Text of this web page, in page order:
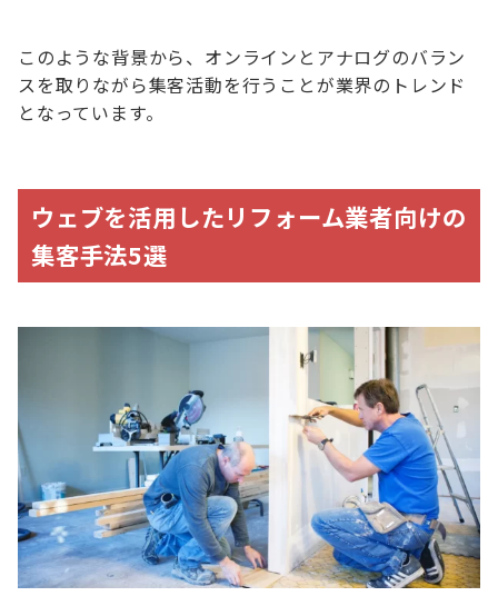
このような背景から、オンラインとアナログのバラン
スを取りながら集客活動を行うことが業界のトレンド
となっています。
ウェブを活用したリフォーム業者向けの
集客手法5選